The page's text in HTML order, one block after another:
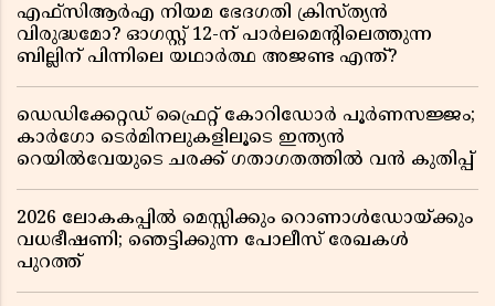
എഫ്സിആർഎ നിയമ ഭേദഗതി ക്രിസ്ത്യൻ
വിരുദ്ധമോ? ഓഗസ്റ്റ് 12-ന് പാർലമെന്റിലെത്തുന്ന
ബില്ലിന് പിന്നിലെ യഥാർത്ഥ അജണ്ട എന്ത്?
ഡെഡിക്കേറ്റഡ് ഫ്രൈറ്റ് കോറിഡോർ പൂർണസജ്ജം;
കാർഗോ ടെർമിനലുകളിലൂടെ ഇന്ത്യൻ
റെയിൽവേയുടെ ചരക്ക് ഗതാഗതത്തിൽ വൻ കുതിപ്പ്
2026 ലോകകപ്പിൽ മെസ്സിക്കും റൊണാൾഡോയ്ക്കും
വധഭീഷണി; ഞെട്ടിക്കുന്ന പോലീസ് രേഖകൾ
പുറത്ത്